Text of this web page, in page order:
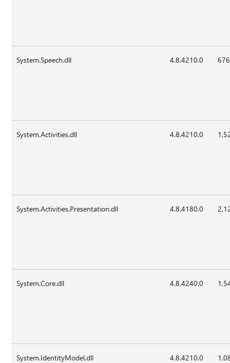
System.Speech.dll 4.8.4210.0
System.Activities.dll 4.8.4210.0
System.Activities.Presentation.dll 4.8.4180.0
System.Core.dll 4.8.4240.0
System.IdentityModel.dll 4.8.4210.0